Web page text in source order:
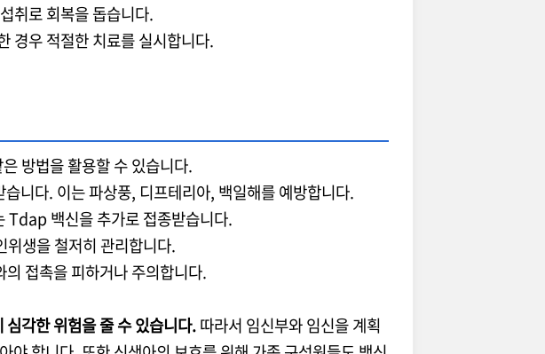
취로 회복을 돕습니다.
경우 적절한 치료를 실시합니다.
방법을 활용할 수 있습니다.
니다. 이는 파상풍, 디프테리아, 백일해를 예방합니다.
Tdap 백신을 추가로 접종받습니다.
생을 철저히 관리합니다.
의 접촉을 피하거나 주의합니다.
각한 위험을 줄 수 있습니다.따라서 임신부와 임신을 계획